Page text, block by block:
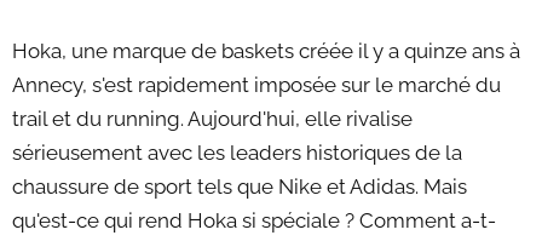
Hoka, une marque de baskets créée il y a quinze ans à
Annecy, s'est rapidement imposée sur le marché du
trail et du running. Aujourd'hui, elle rivalise
sérieusement avec les leaders historiques de la
chaussure de sport tels que Nike et Adidas. Mais
qu'est-ce qui rend Hoka si spéciale ? Comment a-t-